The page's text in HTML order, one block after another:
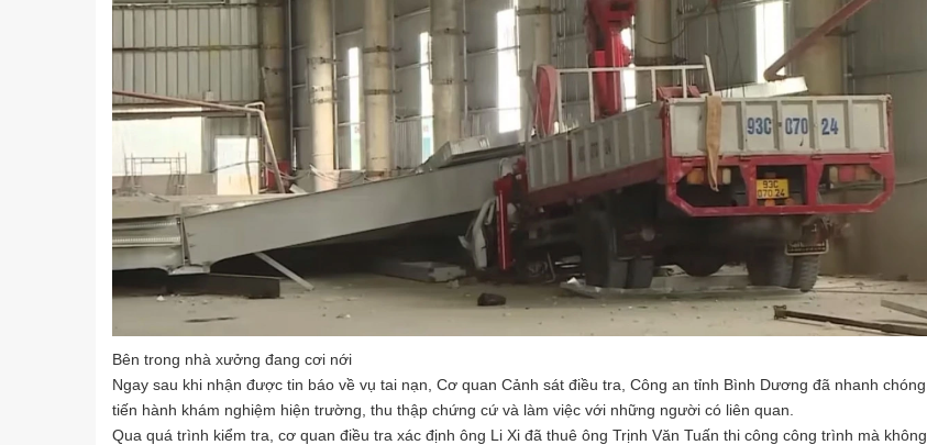
Bên trong nhà xưởng đang cơi nới
Ngay sau khi nhận được tin báo về vụ tai nạn, Cơ quan Cảnh sát điều tra, Công an tỉnh Bình Dương đã nhanh chóng
tiến hành khám nghiệm hiện trường, thu thập chứng cứ và làm việc với những người có liên quan.
Qua quá trình kiểm tra, cơ quan điều tra xác định ông Li Xi đã thuê ông Trịnh Văn Tuấn thi công công trình mà không